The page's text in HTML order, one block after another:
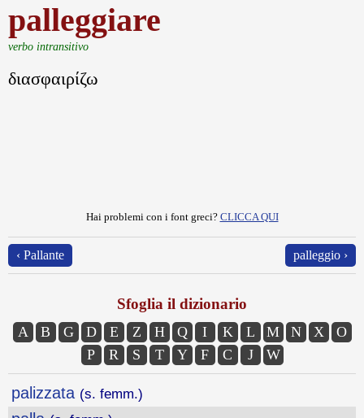
palleggiare
verbo intransitivo
διασφαιρίζω
Hai problemi con i font greci? CLICCA QUI
‹ Pallante palleggio ›
Sfoglia il dizionario
A B G D E Z H Q I K L M N X
O
P
R S T Y F C J W
palizzata (s. femm.)